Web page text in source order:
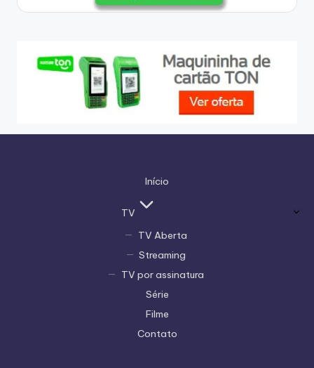
Início
TV
TV Aberta
Streaming
TV por assinatura
Série
Filme
Contato